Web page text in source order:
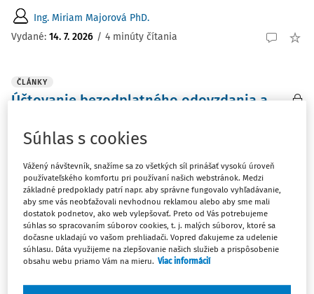
Ing. Miriam Majorová PhD.
Vydané: 14. 7. 2026 / 4 minúty čítania
ČLÁNKY
Účtovanie bezodplatného odovzdania a
Podľa opatrenia Ministerstva financií Slovenskej
sa ustanovujú podrobnosti o postupoch účtovania a
rámcovej účtovej osnove pre obce, vyššie územné celky a
nimi zriadené rozpočtové organizácie a ...
Ing. Miriam Majorová PhD.
Vydané:14. 7. 2026 / 2 minúty čítania
Súhlas s cookies
Vážený návštevník, snažíme sa zo všetkých síl prinášať vysokú úroveň
používateľského komfortu pri používaní našich webstránok. Medzi
základné predpoklady patrí napr. aby správne fungovalo vyhľadávanie,
aby sme vás neobťažovali nevhodnou reklamou alebo aby sme mali
dostatok podnetov, ako web vylepšovať. Preto od Vás potrebujeme
súhlas so spracovaním súborov cookies, t. j. malých súborov, ktoré sa
dočasne ukladajú vo vašom prehliadači. Vopred ďakujeme za udelenie
súhlasu. Dáta využijeme na zlepšovanie našich služieb a prispôsobenie
obsahu webu priamo Vám na mieru. Viac informácií